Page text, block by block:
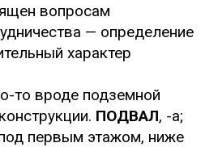
вопросам
— определение
характер
то вроде подземной
ПОДВАЛ, -а;
первым этажом, ниже